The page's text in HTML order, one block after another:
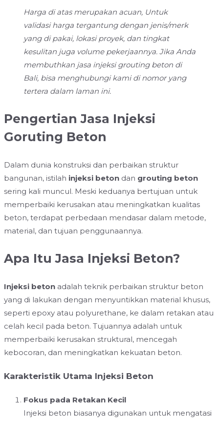
Harga di atas merupakan acuan, Untuk
validasi harga tergantung dengan jenis/merk
yang di pakai, lokasi proyek, dan tingkat
kesulitan juga volume pekerjaannya. Jika Anda
membuthkan jasa injeksi grouting beton di
Bali, bisa menghubungi kami di nomor yang
tertera dalam laman ini.
Pengertian Jasa Injeksi
Goruting Beton
Dalam dunia konstruksi dan perbaikan struktur
bangunan, istilah injeksi beton dan grouting beton
sering kali muncul. Meski keduanya bertujuan untuk
memperbaiki kerusakan atau meningkatkan kualitas
beton, terdapat perbedaan mendasar dalam metode,
material, dan tujuan penggunaannya.
Apa Itu Jasa Injeksi Beton?
Injeksi beton adalah teknik perbaikan struktur beton
yang di lakukan dengan menyuntikkan material khusus,
seperti epoxy atau polyurethane, ke dalam retakan atau
celah kecil pada beton. Tujuannya adalah untuk
memperbaiki kerusakan struktural, mencegah
kebocoran, dan meningkatkan kekuatan beton.
Karakteristik Utama Injeksi Beton
Fokus pada Retakan Kecil
Injeksi beton biasanya digunakan untuk mengatasi